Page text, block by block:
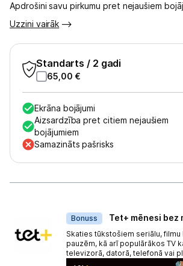
Apdrošini savu pirkumu pret nejaušiem
Uzzini vairāk
Standarts / 2 gadi
65,00 €
Ekrāna bojājumi
Aizsardzība pret citiem nejaušiem
bojājumiem
Samazināts pašrisks
Bonuss Tet+ mēnesi bez
Skaties tūkstošiem seriālu,
pauzēm, kā arī populārākos TV
televizorā, datorā, telefonā vai